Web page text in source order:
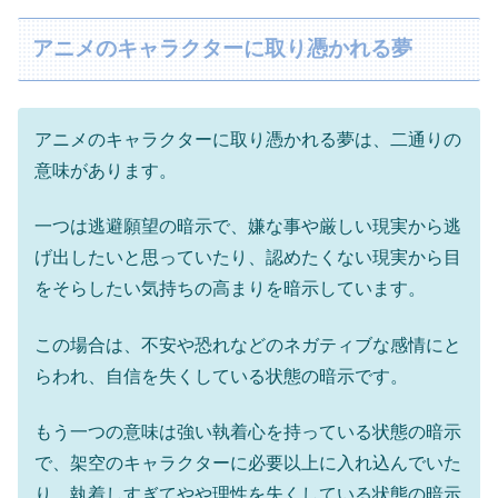
アニメのキャラクターに取り憑かれる夢
アニメのキャラクターに取り憑かれる夢は、二通りの
意味があります。
一つは逃避願望の暗示で、嫌な事や厳しい現実から逃
げ出したいと思っていたり、認めたくない現実から目
をそらしたい気持ちの高まりを暗示しています。
この場合は、不安や恐れなどのネガティブな感情にと
らわれ、自信を失くしている状態の暗示です。
もう一つの意味は強い執着心を持っている状態の暗示
で、架空のキャラクターに必要以上に入れ込んでいた
り、執着しすぎてやや理性を失くしている状態の暗示